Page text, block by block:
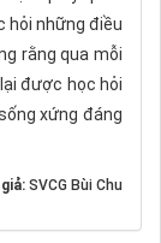
hỏi những điều
rằng qua mỗi
được học hỏi
xứng đáng
SVCG Bùi Chu